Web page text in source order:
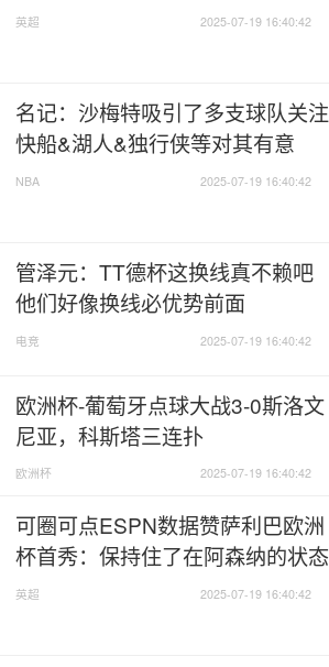
英超 2025-07-19 16:40:42
名记：沙梅特吸引了多支球队关注
快船&湖人&独行侠等对其有意
NBA 2025-07-19 16:40:42
管泽元：TT德杯这换线真不赖吧
他们好像换线必优势前面
电竞 2025-07-19 16:40:42
欧洲杯-葡萄牙点球大战3-0斯洛文
尼亚，科斯塔三连扑
欧洲杯 2025-07-19 16:40:42
可圈可点ESPN数据赞萨利巴欧洲
杯首秀：保持住了在阿森纳的状态
英超 2025-07-19 16:40:42